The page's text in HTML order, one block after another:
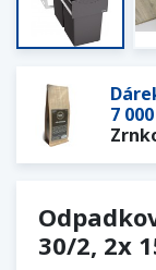
7
30/2, 2x